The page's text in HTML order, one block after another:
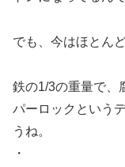
でも、今はほとん
鉄の1/3の重量で、
パーロックという
うね。
・